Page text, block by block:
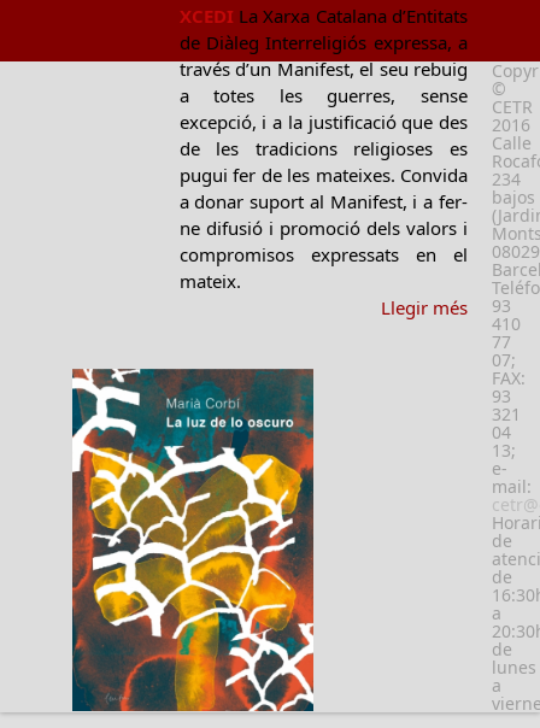
XCEDI La Xarxa Catalana d’Entitats
de Diàleg Interreligiós expressa, a
través d’un Manifest, el seu rebuig
a totes les guerres, sense
excepció, i a la justificació que des
de les tradicions religioses es
pugui fer de les mateixes. Convida
a donar suport al Manifest, i a fer-
ne difusió i promoció dels valors i
compromisos expressats en el
mateix.
Llegir més
©
CETR
2016
Calle
234
bajos
08029
93
410
77
07;
FAX:
93
321
04
13;
e-
mail:
de
de
a
de
lunes
a